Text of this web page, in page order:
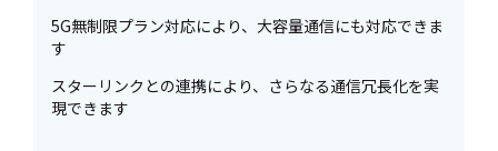
5G無制限プラン対応により、大容量通信にも対応できま
す
スターリンクとの連携により、さらなる通信冗長化を実
現できます